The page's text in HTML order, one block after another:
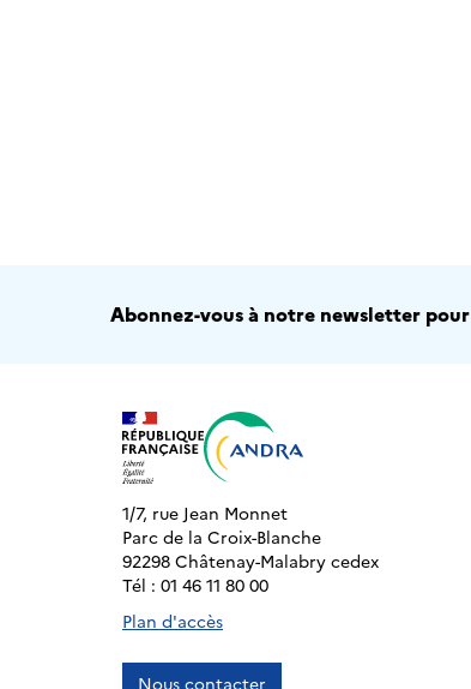
Abonnez-vous à notre newsletter
1/7, rue Jean Monnet
Parc de la Croix-Blanche
92298 Châtenay-Malabry cedex
Tél : 01 46 11 80 00
Plan d'accès
Nous contacter